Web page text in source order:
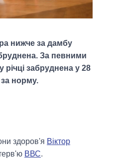
нижче за дамбу
За певними
річці забруднена у 28
за норму.
здоров'я Віктор
ВВС.